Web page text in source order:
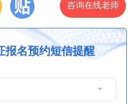
咨询在线老师
报名预约短信提醒